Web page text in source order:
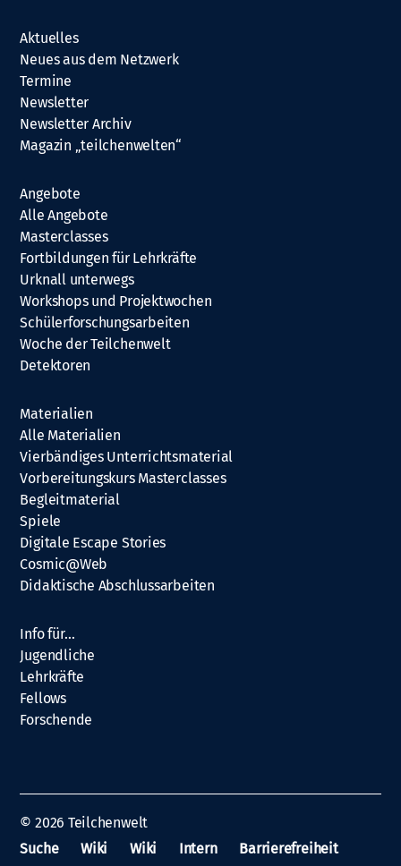
Aktuelles
Neues aus dem Netzwerk
Termine
Newsletter
Newsletter Archiv
Magazin „teilchenwelten“
Angebote
Alle Angebote
Masterclasses
Fortbildungen für Lehrkräfte
Urknall unterwegs
Workshops und Projektwochen
Schülerforschungsarbeiten
Woche der Teilchenwelt
Detektoren
Materialien
Alle Materialien
Vierbändiges Unterrichtsmaterial
Vorbereitungskurs Masterclasses
Begleitmaterial
Spiele
Digitale Escape Stories
Cosmic@Web
Didaktische Abschlussarbeiten
Info für…
Jugendliche
Lehrkräfte
Fellows
Forschende
© 2026 Teilchenwelt
Suche
Wiki Wiki Intern Barrierefreiheit